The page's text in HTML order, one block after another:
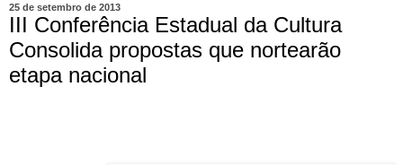
25 de setembro de 2013
III Conferência Estadual da Cultura
Consolida propostas que nortearão
etapa nacional